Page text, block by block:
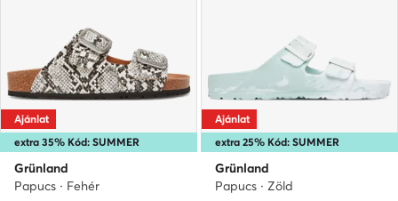
extra 35% Kód: SUMMER
Ajánlat
Grünland
Papucs · Fehér
extra 25% Kód: SUMMER
Ajánlat
Grünland
Papucs · Zöld